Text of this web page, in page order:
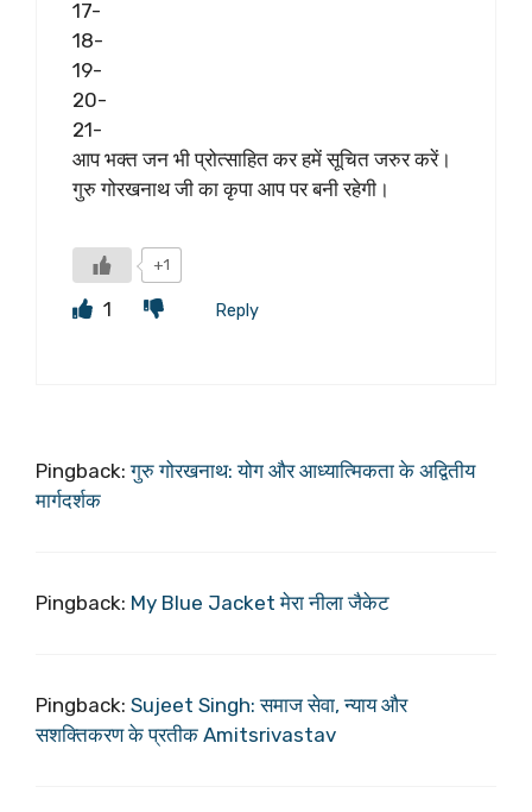
17-
18-
19-
20-
21-
आप भक्त जन भी प्रोत्साहित कर हमें सूचित जरुर करें।
गुरु गोरखनाथ जी का कृपा आप पर बनी रहेगी।
+1
1 Reply
Pingback:गुरु गोरखनाथ: योग और आध्यात्मिकता के अद्वितीय
मार्गदर्शक
Pingback: My Blue Jacket मेरा नीला जैकेट
Pingback: Sujeet Singh: समाज सेवा, न्याय और
सशक्तिकरण के प्रतीक Amitsrivastav